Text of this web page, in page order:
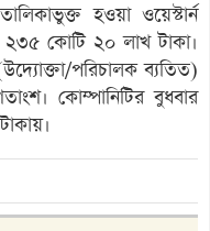
হওয়া ওয়েস্টার্ন
২৩৫ কোটি ২০ লাখ টাকা।
(উদ্যোক্তা/পরিচালক ব্যতিত)
কোম্পানিটির বুধবার